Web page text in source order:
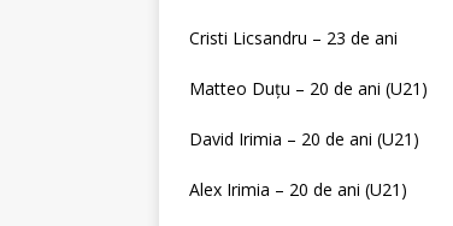
Cristi Licsandru – 23 de ani
Matteo Duțu – 20 de ani (U21)
David Irimia – 20 de ani (U21)
Alex Irimia – 20 de ani (U21)